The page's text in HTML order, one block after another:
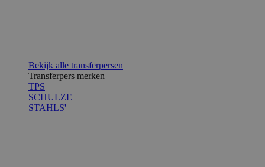
Bekijk alle transferpersen
Transferpers merken
TPS
SCHULZE
STAHLS'